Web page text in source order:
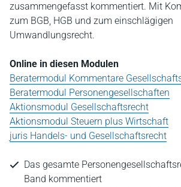
zusammengefasst kommentiert. Mit
zum BGB, HGB und zum einschlägigen
Umwandlungsrecht.
Online in diesen Modulen
Beratermodul Kommentare
Beratermodul Personengesellschaften
Aktionsmodul Gesellschaftsrecht
Aktionsmodul Steuern plus Wirtschaft
juris Handels- und Gesellschaftsrecht
Das gesamte
Band kommentiert